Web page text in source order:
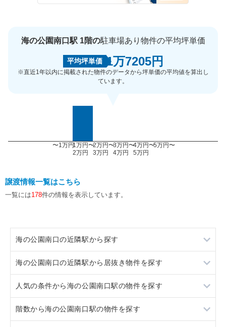
海の公園南口駅 1階の駐車場あり物件の平均坪単価
平均坪単価 1万7205円
※直近1年以内に掲載された物件のデータから坪単価の平均値を算出し
ています。
〜1万円1万円〜
2万円
2万円〜
3万円
3万円〜
4万円
4万円〜
5万円
5万円〜
譲渡情報一覧はこちら
一覧には178件の情報を表示しています。
海の公園南口の近隣駅から探す
金沢八景
海の公園南口の近隣駅から居抜き物件を探す
金沢八景
人気の条件から海の公園南口駅の物件を探す
スケルトン
階数から海の公園南口駅の物件を探す